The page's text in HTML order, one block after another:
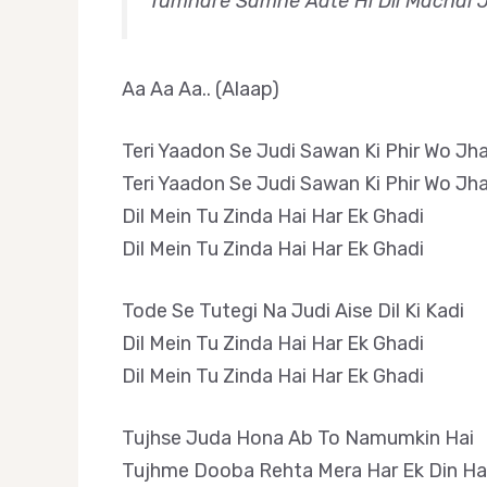
Aa Aa Aa.. (Alaap)
Teri Yaadon Se Judi Sawan Ki Phir Wo
Teri Yaadon Se Judi Sawan Ki Phir Wo
Dil Mein Tu Zinda Hai Har Ek Ghadi
Dil Mein Tu Zinda Hai Har Ek Ghadi
Tode Se Tutegi Na Judi Aise Dil Ki Kadi
Dil Mein Tu Zinda Hai Har Ek Ghadi
Dil Mein Tu Zinda Hai Har Ek Ghadi
Tujhse Juda Hona Ab To Namumkin Hai
Tujhme Dooba Rehta Mera Har Ek Din